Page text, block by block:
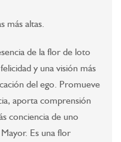
más altas.
de la flor de loto
y una visión más
del ego. Promueve
aporta comprensión
conciencia de uno
Es una flor